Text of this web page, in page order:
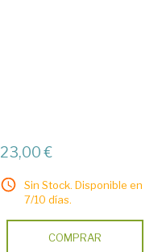
23,00 €
Sin Stock. Disponible en
7/10 días.
COMPRAR